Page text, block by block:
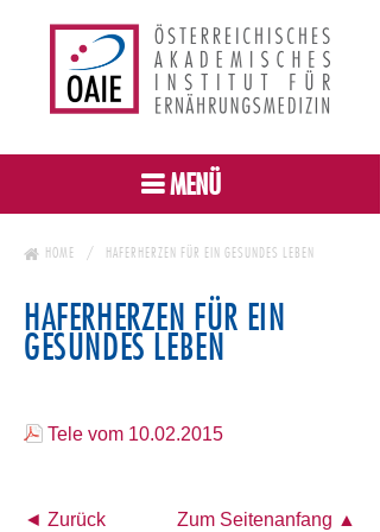
MENÜ
HOME HAFERHERZEN FÜR EIN GESUNDES LEBEN
HAFERHERZEN FÜR EIN
GESUNDES LEBEN
Tele vom 10.02.2015
◄ Zurück Zum Seitenanfang ▲